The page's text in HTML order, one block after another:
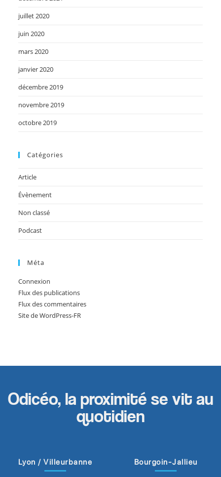
juillet 2020
juin 2020
mars 2020
janvier 2020
décembre 2019
novembre 2019
octobre 2019
Catégories
Article
Évènement
Non classé
Podcast
Méta
Connexion
Flux des publications
Flux des commentaires
Site de WordPress-FR
Odicéo, la proximité se vit au
quotidien
Lyon / Villeurbanne Bourgoin-Jallieu